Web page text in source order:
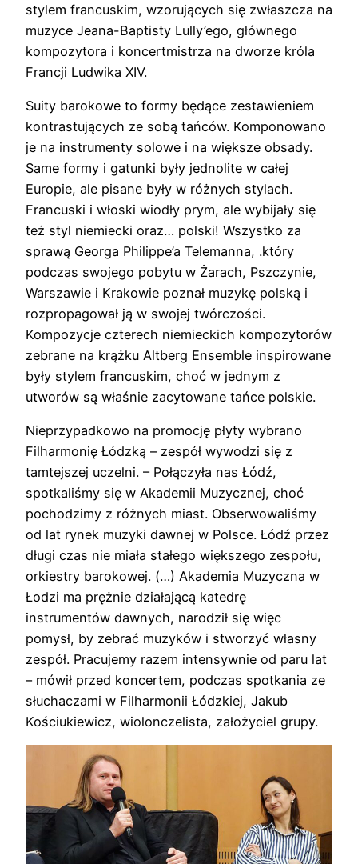
stylem francuskim, wzorujących się zwłaszcza na
muzyce Jeana-Baptisty Lully’ego, głównego
kompozytora i koncertmistrza na dworze króla
Francji Ludwika XIV.
Suity barokowe to formy będące zestawieniem
kontrastujących ze sobą tańców. Komponowano
je na instrumenty solowe i na większe obsady.
Same formy i gatunki były jednolite w całej
Europie, ale pisane były w różnych stylach.
Francuski i włoski wiodły prym, ale wybijały się
też styl niemiecki oraz… polski! Wszystko za
sprawą Georga Philippe’a Telemanna, .który
podczas swojego pobytu w Żarach, Pszczynie,
Warszawie i Krakowie poznał muzykę polską i
rozpropagował ją w swojej twórczości.
Kompozycje czterech niemieckich kompozytorów
zebrane na krążku Altberg Ensemble inspirowane
były stylem francuskim, choć w jednym z
utworów są właśnie zacytowane tańce polskie.
Nieprzypadkowo na promocję płyty wybrano
Filharmonię Łódzką – zespół wywodzi się z
tamtejszej uczelni. – Połączyła nas Łódź,
spotkaliśmy się w Akademii Muzycznej, choć
pochodzimy z różnych miast. Obserwowaliśmy
od lat rynek muzyki dawnej w Polsce. Łódź przez
długi czas nie miała stałego większego zespołu,
orkiestry barokowej. (…) Akademia Muzyczna w
Łodzi ma prężnie działającą katedrę
instrumentów dawnych, narodził się więc
pomysł, by zebrać muzyków i stworzyć własny
zespół. Pracujemy razem intensywnie od paru lat
– mówił przed koncertem, podczas spotkania ze
słuchaczami w Filharmonii Łódzkiej, Jakub
Kościukiewicz, wiolonczelista, założyciel grupy.